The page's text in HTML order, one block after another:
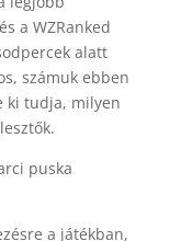
a WZRanked
alatt
számuk ebben
ki tudja, milyen
puska
a játékban,